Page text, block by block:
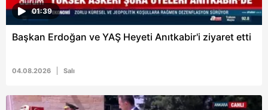
01:39
Başkan Erdoğan ve YAŞ Heyeti Anıtkabir'i ziyaret etti
04.08.2026 Salı